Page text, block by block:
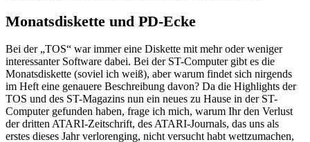
Monatsdiskette und PD-Ecke
Bei der „TOS“ war immer eine Diskette mit mehr oder weniger
interessanter Software dabei. Bei der ST-Computer gibt es die
Monatsdiskette (soviel ich weiß), aber warum findet sich nirgends
im Heft eine genauere Beschreibung davon? Da die Highlights der
TOS und des ST-Magazins nun ein neues zu Hause in der ST-
Computer gefunden haben, frage ich mich, warum Ihr den Verlust
der dritten ATARI-Zeitschrift, des ATARI-Journals, das uns als
erstes dieses Jahr verlorenging, nicht versucht habt wettzumachen,